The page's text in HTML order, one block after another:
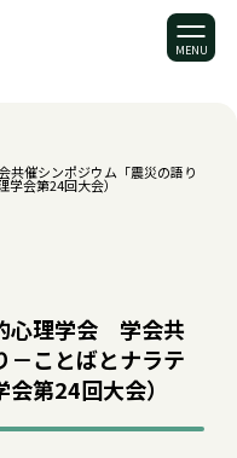
催シンポジウム「震災の語り
学会第24回大会）
心理学会 学会共
－ことばとナラテ
第24回大会）